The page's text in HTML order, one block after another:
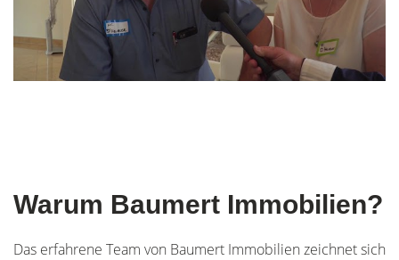
Warum Baumert Immobilien?
Das erfahrene Team von Baumert Immobilien zeichnet sich